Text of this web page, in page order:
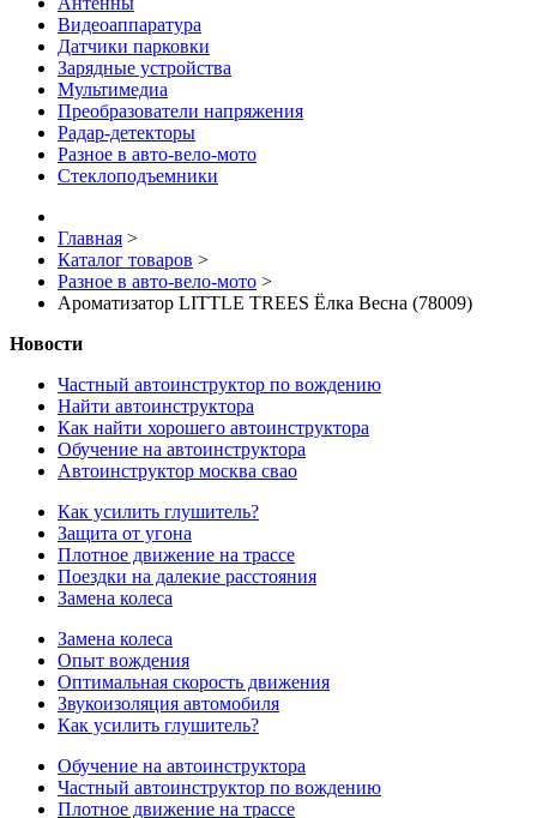
Видеоаппаратура
Датчики парковки
Зарядные устройства
Мультимедиа
Преобразователи напряжения
Радар-детекторы
Разное в авто-вело-мото
Стеклоподъемники
Главная >
Каталог товаров >
Разное в авто-вело-мото >
Ароматизатор LITTLE TREES Ёлка Весна (78009)
Новости
Частный автоинструктор по вождению
Найти автоинструктора
Как найти хорошего автоинструктора
Обучение на автоинструктора
Автоинструктор москва свао
Как усилить глушитель?
Защита от угона
Плотное движение на трассе
Поездки на далекие расстояния
Замена колеса
Замена колеса
Опыт вождения
Оптимальная скорость движения
Звукоизоляция автомобиля
Как усилить глушитель?
Обучение на автоинструктора
Частный автоинструктор по вождению
Плотное движение на трассе